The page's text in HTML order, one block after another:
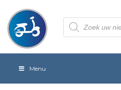
Producten
zoeken
Menu